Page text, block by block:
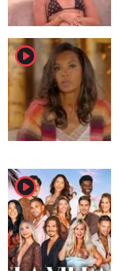
player2
player2